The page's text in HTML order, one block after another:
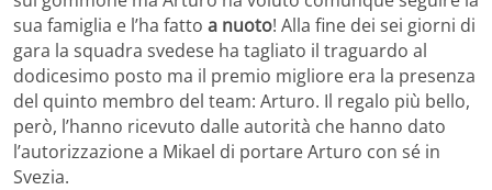
sua famiglia e l’ha fatto a nuoto! Alla fine dei sei giorni di
gara la squadra svedese ha tagliato il traguardo al
dodicesimo posto ma il premio migliore era la presenza
del quinto membro del team: Arturo. Il regalo più bello,
però, l’hanno ricevuto dalle autorità che hanno dato
l’autorizzazione a Mikael di portare Arturo con sé in
Svezia.